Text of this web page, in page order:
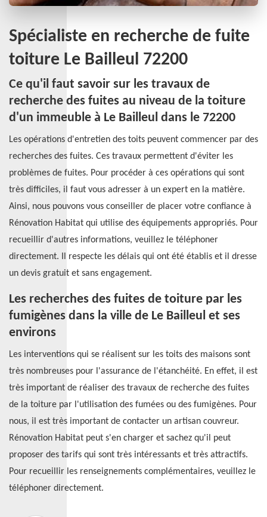
Spécialiste en recherche de fuite
toiture Le Bailleul 72200
Ce qu'il faut savoir sur les travaux de
recherche des fuites au niveau de la toiture
d'un immeuble à Le Bailleul dans le 72200
Les opérations d'entretien des toits peuvent commencer par des
recherches des fuites. Ces travaux permettent d'éviter les
problèmes de fuites. Pour procéder à ces opérations qui sont
très difficiles, il faut vous adresser à un expert en la matière.
Ainsi, nous pouvons vous conseiller de placer votre confiance à
Rénovation Habitat qui utilise des équipements appropriés. Pour
recueillir d'autres informations, veuillez le téléphoner
directement. Il respecte les délais qui ont été établis et il dresse
un devis gratuit et sans engagement.
Les recherches des fuites de toiture par les
fumigènes dans la ville de Le Bailleul et ses
environs
Les interventions qui se réalisent sur les toits des maisons sont
très nombreuses pour l'assurance de l'étanchéité. En effet, il est
très important de réaliser des travaux de recherche des fuites
de la toiture par l'utilisation des fumées ou des fumigènes. Pour
nous, il est très important de contacter un artisan couvreur.
Rénovation Habitat peut s'en charger et sachez qu'il peut
proposer des tarifs qui sont très intéressants et très attractifs.
Pour recueillir les renseignements complémentaires, veuillez le
téléphoner directement.